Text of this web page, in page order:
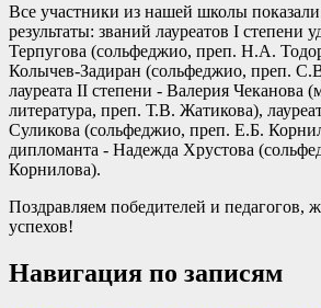
Все участники из нашей школы
результаты: званий лауреатов I степени
Терпугова (сольфеджио, преп. Н.А.
Колычев-Задиран (сольфеджио, преп.
лауреата II степени - Валерия Чеканова
литература, преп. Т.В. Жатикова),
Суликова (сольфеджио, преп. Е.Б.
дипломанта - Надежда Хрустова
Корнилова).
Поздравляем победителей и педагогов,
успехов!
Навигация по записям